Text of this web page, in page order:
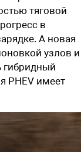
тяговой
в
А новая
узлов и
гибридный
PHEV имеет